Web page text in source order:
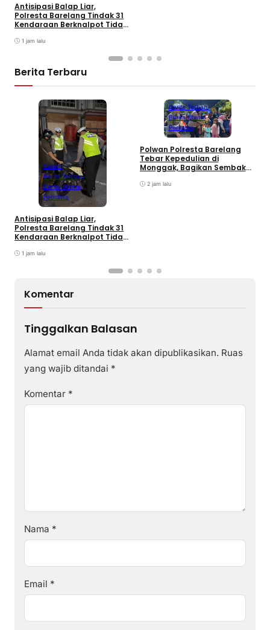
Antisipasi Balap Liar,
Polresta Barelang Tindak 31
Kendaraan Berknalpot Tidak
1 jam lalu
Berita Terbaru
Batam
Berita Terbaru
Berita Utama
Peristiwa
Antisipasi Balap Liar,
Polresta Barelang Tindak 31
Kendaraan Berknalpot Tidak
1 jam lalu
Berita Terbaru
Berita Utama
Peristiwa
Polwan Polresta Barelang
Tebar Kepedulian di
Monggak, Bagikan Sembako
2 jam lalu
Komentar
Tinggalkan Balasan
Alamat email Anda tidak akan dipublikasikan. Ruas
yang wajib ditandai *
Komentar *
Nama *
Email *